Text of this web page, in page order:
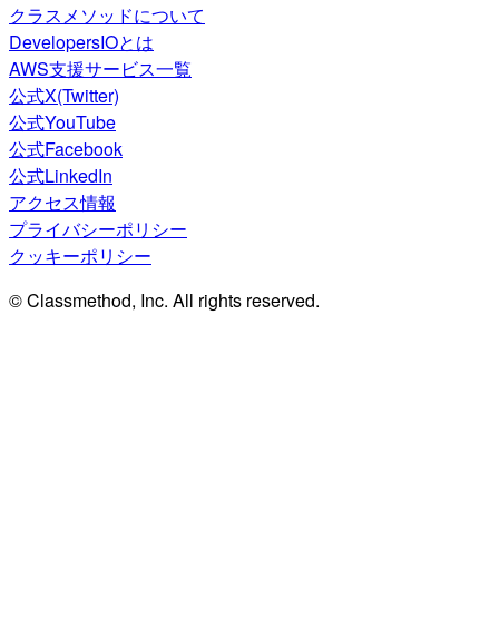
クラスメソッドについて
DevelopersIOとは
AWS支援サービス一覧
公式X(Twitter)
公式YouTube
公式Facebook
公式LinkedIn
アクセス情報
プライバシーポリシー
クッキーポリシー
© Classmethod, Inc. All rights reserved.